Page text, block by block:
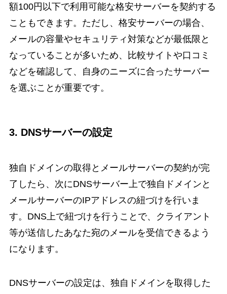
額100円以下で利用可能な格安サーバーを契約する
こともできます。ただし、格安サーバーの場合、
メールの容量やセキュリティ対策などが最低限と
なっていることが多いため、比較サイトや口コミ
などを確認して、自身のニーズに合ったサーバー
を選ぶことが重要です。
3. DNSサーバーの設定
独自ドメインの取得とメールサーバーの契約が完
了したら、次にDNSサーバー上で独自ドメインと
メールサーバーのIPアドレスの紐づけを行いま
す。DNS上で紐づけを行うことで、クライアント
等が送信したあなた宛のメールを受信できるよう
になります。
DNSサーバーの設定は、独自ドメインを取得した